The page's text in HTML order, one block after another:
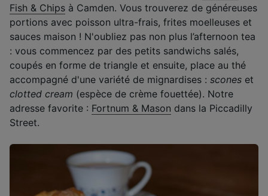
Fish & Chips à Camden. Vous trouverez de généreuses
portions avec poisson ultra-frais, frites moelleuses et
sauces maison ! N'oubliez pas non plus l’afternoon tea
: vous commencez par des petits sandwichs salés,
coupés en forme de triangle et ensuite, place au thé
accompagné d'une variété de mignardises : scones et
clotted cream (espèce de crème fouettée). Notre
adresse favorite : Fortnum & Mason dans la Piccadilly
Street.